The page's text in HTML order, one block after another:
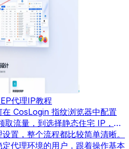
代理IP教程
CosLogin 指纹浏览器中配置
取流量，到选择静态住宅 IP，再
置，整个流程都比较简单清晰。
代理环境的用户，跟着操作基本